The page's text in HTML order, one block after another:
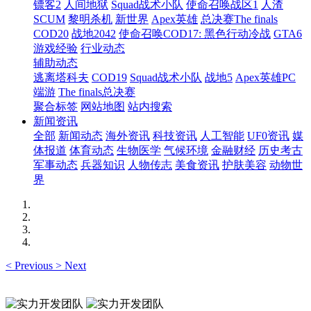
镖客2 人间地狱 Squad战术小队 使命召唤战区1 人渣
SCUM 黎明杀机 新世界 Apex英雄 总决赛The finals
COD20 战地2042 使命召唤COD17: 黑色行动冷战 GTA6
游戏经验 行业动态
辅助动态
逃离塔科夫 COD19 Squad战术小队 战地5 Apex英雄PC
端游 The finals总决赛
聚合标签 网站地图 站内搜索
新闻资讯
全部 新闻动态 海外资讯 科技资讯 人工智能 UF0资讯 媒
体报道 体育动态 生物医学 气候环境 金融财经 历史考古
军事动态 兵器知识 人物传志 美食资讯 护肤美容 动物世
界
< Previous > Next